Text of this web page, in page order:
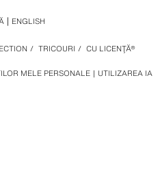
MELE PERSONALE UTILIZAREA IA
/ TRICOURI / CU LICENŢĂ®
ENGLISH